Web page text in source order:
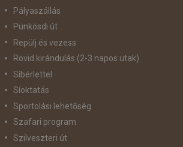
Pályaszállás
Pünkösdi út
Repülj és vezess
Rövid kirándulás (2-3 napos utak)
Síbérlettel
Síoktatás
Sportolási lehetőség
Szafari program
Szilveszteri út